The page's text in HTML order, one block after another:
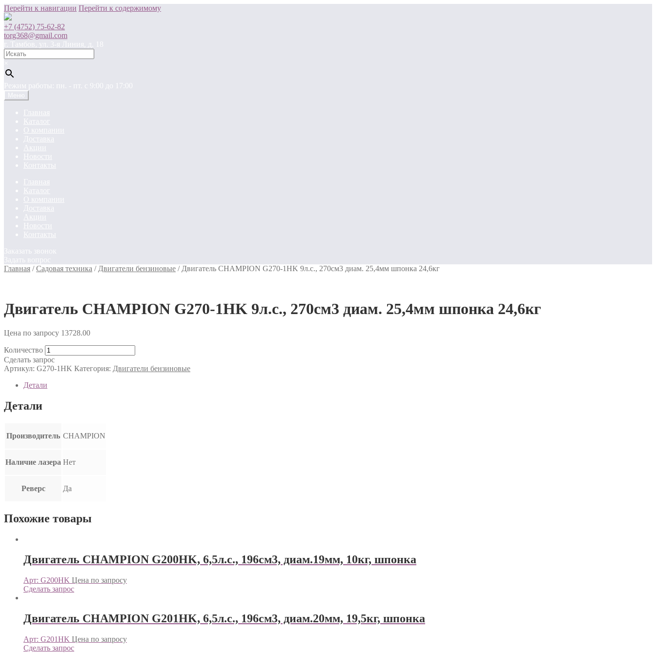
Перейти к навигации Перейти к содержимому
+7 (4752) 75-62-82
torg368@gmail.com
г. Тамбов, ул. 3-я Линия, д. 18
×
Режим работы: пн. - пт. c 9:00 до 17:00
Меню
Главная
Каталог
О компании
Доставка
Акции
Новости
Контакты
Главная
Каталог
О компании
Доставка
Акции
Новости
Контакты
Заказать звонок
Задать вопрос
Главная /Садовая техника / Двигатели бензиновые / Двигатель CHAMPION G270-1HK 9л.с., 270см3 диам. 25,4мм шпонка 24,6кг
Двигатель CHAMPION G270-1HK 9л.с., 270см3 диам. 25,4мм шпонка 24,6кг
Цена по запросу 13728.00
Количество
Сделать запрос
Артикул: G270-1HK Категория: Двигатели бензиновые
Детали
Детали
Производитель CHAMPION
Наличие лазера Нет
Реверс Да
Похожие товары
Двигатель CHAMPION G200HK, 6,5л.с., 196см3, диам.19мм, 10кг, шпонка
Арт: G200HK Цена по запросу
Сделать запрос
Двигатель CHAMPION G201HK, 6,5л.с., 196см3, диам.20мм, 19,5кг, шпонка
Арт: G201HK Цена по запросу
Сделать запрос